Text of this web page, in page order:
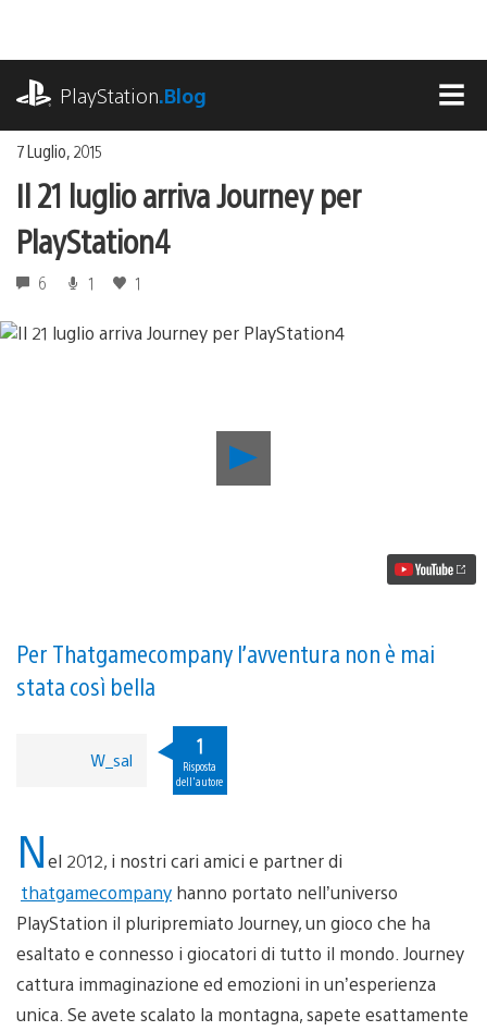
contenuto
PlayStation.Blog
7 Luglio, 2015
Il 21 luglio arriva Journey per
PlayStation4
6 1 1
Il
Per Thatgamecompany l’avventura non è mai
stata così bella
W_sal
1
Risposta
dell'autore
Nel 2012, i nostri cari amici e partner di
thatgamecompany hanno portato nell’universo
PlayStation il pluripremiato Journey, un gioco che ha
esaltato e connesso i giocatori di tutto il mondo. Journey
cattura immaginazione ed emozioni in un’esperienza
unica. Se avete scalato la montagna, sapete esattamente